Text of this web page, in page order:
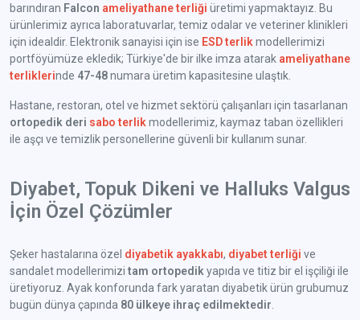
barındıran Falcon ameliyathane terliği üretimi yapmaktayız. Bu
ürünlerimiz ayrıca laboratuvarlar, temiz odalar ve veteriner klinikleri
için idealdir. Elektronik sanayisi için ise ESD terlik modellerimizi
portföyümüze ekledik; Türkiye'de bir ilke imza atarak ameliyathane
terliklerinde 47-48numara üretim kapasitesine ulaştık.
Hastane, restoran, otel ve hizmet sektörü çalışanları için tasarlanan
ortopedik deri sabo terlik modellerimiz, kaymaz taban özellikleri
ile aşçı ve temizlik personellerine güvenli bir kullanım sunar.
Diyabet, Topuk Dikeni ve Halluks Valgus
İçin Özel Çözümler
Şeker hastalarına özel diyabetik ayakkabı, diyabet terliği ve
sandalet modellerimizi tam ortopedik yapıda ve titiz bir el işçiliği ile
üretiyoruz. Ayak konforunda fark yaratan diyabetik ürün grubumuz
bugün dünya çapında 80 ülkeye ihraç edilmektedir